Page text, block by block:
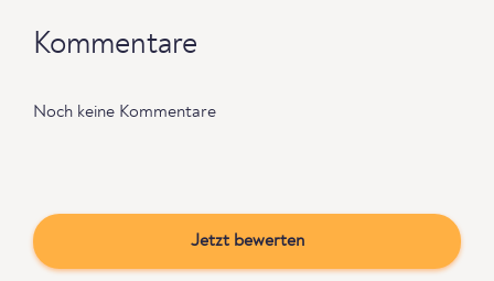
Kommentare
Noch keine Kommentare
Jetzt bewerten